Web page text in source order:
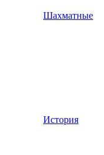
Шахматные
История